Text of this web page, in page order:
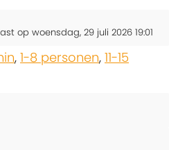
op woensdag, 29 juli 2026 19:01
, 1-8 personen, 11-15